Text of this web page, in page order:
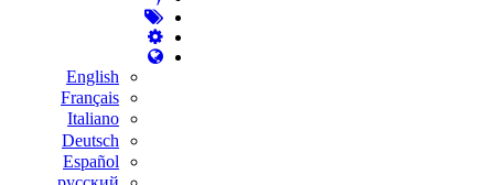
English
Français
Italiano
Deutsch
Español